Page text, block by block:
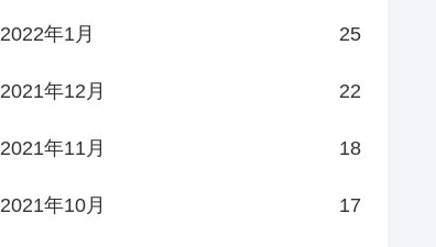
2022年1月 25
2021年12月 22
2021年11月 18
2021年10月 17